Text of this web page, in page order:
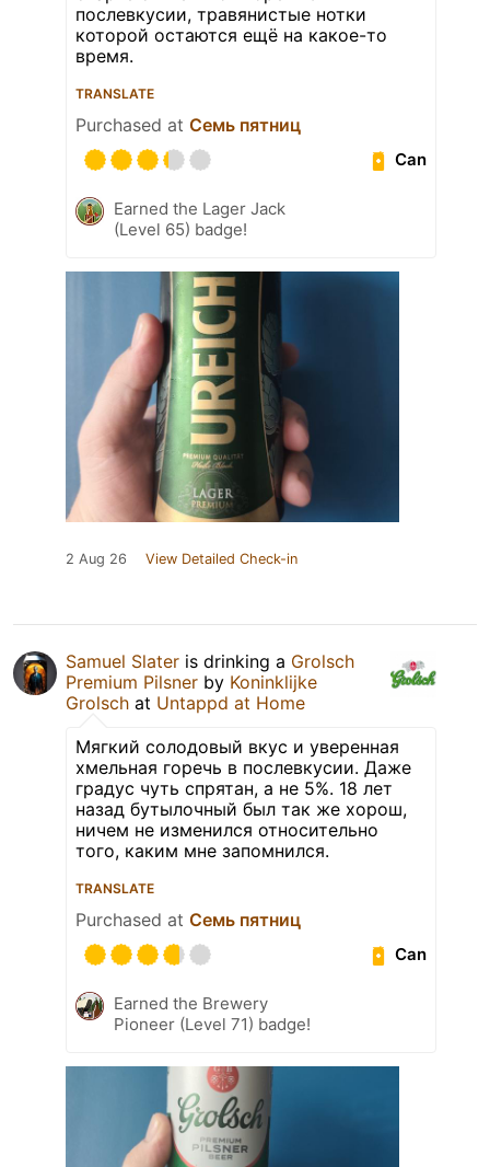
послевкусии, травянистые нотки
которой остаются ещё на какое-то
время.
TRANSLATE
Purchased at Семь пятниц
Can
Earned the Lager Jack
(Level 65) badge!
2 Aug 26 View Detailed Check-in
Samuel Slater is drinking a Grolsch
Premium Pilsner by Koninklijke
Grolsch at Untappd at Home
Мягкий солодовый вкус и уверенная
хмельная горечь в послевкусии. Даже
градус чуть спрятан, а не 5%. 18 лет
назад бутылочный был так же хорош,
ничем не изменился относительно
того, каким мне запомнился.
TRANSLATE
Purchased at Семь пятниц
Can
Earned the Brewery
Pioneer (Level 71) badge!